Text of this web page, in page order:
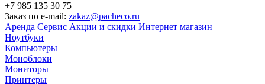
+7 985 135 30 75
Заказ по e-mail: zakaz@pacheco.ru
Аренда Сервис Акции и скидки Интернет магазин
Ноутбуки
Компьютеры
Моноблоки
Мониторы
Принтеры